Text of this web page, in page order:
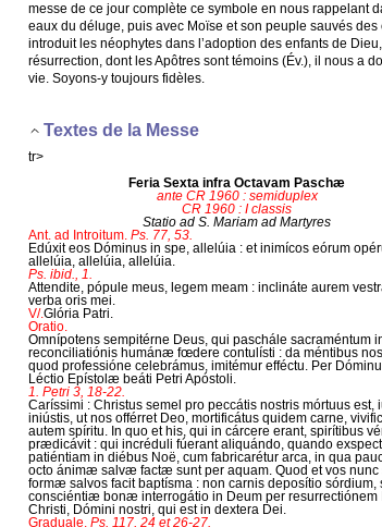
messe de ce jour complète ce symbole en nous rappelant
eaux du déluge, puis avec Moïse et son peuple sauvés
introduit les néophytes dans l’adoption des enfants de
résurrection, dont les Apôtres sont témoins (Év.), il nous a
vie. Soyons-y toujours fidèles.
Textes de la Messe
tr>
Feria Sexta infra Octavam Paschæ
ante CR 1960 : semiduplex
CR 1960 : I classis
Statio ad S. Mariam ad Martyres
Ant. ad Introitum. Ps. 77, 53.
Edúxit eos Dóminus in spe, allelúia : et inimícos eórum
allelúia, allelúia, allelúia.
Ps. ibid., 1.
Attendite, pópule meus, legem meam : inclináte aurem
verba oris mei.
V/.Glória Patri.
Oratio.
Omnípotens sempitérne Deus, qui paschále sacraméntum
reconciliatiónis humánæ fœdere contulísti : da méntibus
quod professióne celebrámus, imitémur efféctu. Per
Léctio Epístolæ beáti Petri Apóstoli.
1. Petri 3, 18-22.
Caríssimi : Christus semel pro peccátis nostris mórtuus est,
iniústis, ut nos offérret Deo, mortificátus quidem carne,
autem spíritu. In quo et his, qui in cárcere erant, spirítibus
prædicávit : qui incréduli fúerant aliquándo, quando
patiéntiam in diébus Noë, cum fabricarétur arca, in qua
octo ánimæ salvæ factæ sunt per aquam. Quod et vos nunc
formæ salvos facit baptísma : non carnis deposítio sórdium,
consciéntiæ bonæ interrogátio in Deum per resurrectiónem
Christi, Dómini nostri, qui est in dextera Dei.
Graduale. Ps. 117, 24 et 26-27.